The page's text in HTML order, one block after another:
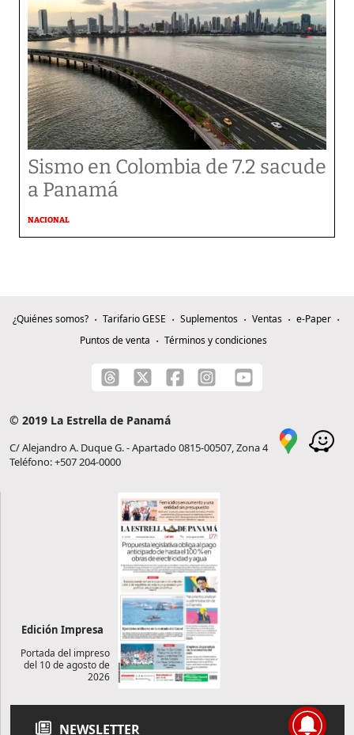
Sismo en Colombia de 7.2 sacude
a Panamá
NACIONAL
¿Quiénes somos? Tarifario GESE Suplementos Ventas
e-Paper
Puntos de venta
Términos y condiciones
© 2019 La Estrella de Panamá
C/ Alejandro A. Duque G. - Apartado 0815-00507, Zona 4
Teléfono: +507 204-0000
Edición Impresa
Portada del impreso
del 10 de agosto de
2026
NEWSLETTER